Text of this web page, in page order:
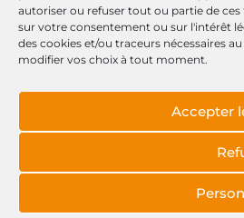
autoriser ou refuser tout ou partie de
sur votre consentement ou sur l'intérêt
des cookies et/ou traceurs nécessaires
modifier vos choix à tout moment.
Accepter